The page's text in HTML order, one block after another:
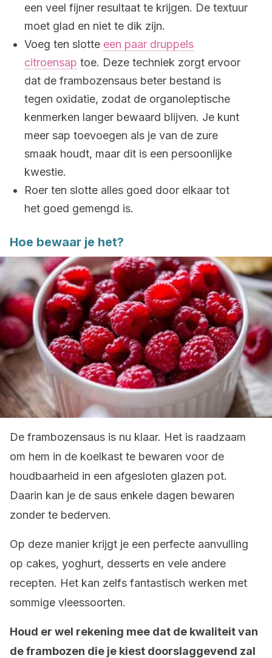
een veel fijner resultaat te krijgen. De textuur
moet glad en niet te dik zijn.
Voeg ten slotte een paar druppels
citroensap toe. Deze techniek zorgt ervoor
dat de frambozensaus beter bestand is
tegen oxidatie, zodat de organoleptische
kenmerken langer bewaard blijven. Je kunt
meer sap toevoegen als je van de zure
smaak houdt, maar dit is een persoonlijke
kwestie.
Roer ten slotte alles goed door elkaar tot
het goed gemengd is.
Hoe bewaar je het?
De frambozensaus is nu klaar. Het is raadzaam
om hem in de koelkast te bewaren voor de
houdbaarheid in een afgesloten glazen pot.
Daarin kan je de saus enkele dagen bewaren
zonder te bederven.
Op deze manier krijgt je een perfecte aanvulling
op cakes, yoghurt, desserts en vele andere
recepten. Het kan zelfs fantastisch werken met
sommige vleessoorten.
Houd er wel rekening mee dat de kwaliteit van
de frambozen die je kiest doorslaggevend zal